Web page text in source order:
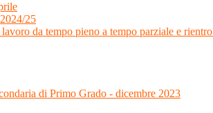
25
da tempo pieno a tempo parziale e
di Primo Grado - dicembre 2023